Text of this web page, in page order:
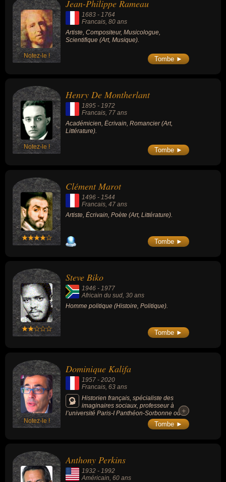
Notez-le !
Jean-Philippe Rameau
1683 - 1764
Francais , 80 ans
Artiste, Compositeur, Musicologue,
Scientifique (Art, Musique).
Tombe ►
Notez-le !
Henry De Montherlant
1895 - 1972
Francais, 77 ans
Académicien, Écrivain, Romancier (Art,
Littérature).
Tombe ►
Clément Marot
1496 - 1544
Francais, 47 ans
Artiste, Écrivain, Poète (Art, Littérature).
Tombe ►
Steve Biko
1946 - 1977
Africain du sud, 30 ans
Homme politique (Histoire, Politique).
Tombe ►
Notez-le !
Dominique Kalifa
1957 - 2020
Francais, 63 ans
Historien français, spécialiste des
imaginaires sociaux, professeur à
l’université Paris-I Panthéon-Sorbonne où il
dirigeait le Centre d’histoire du XIXe siècle, il
était également un collaborateur régulier du
+
+
Tombe ►
Anthony Perkins
1932 - 1992
Américain, 60 ans